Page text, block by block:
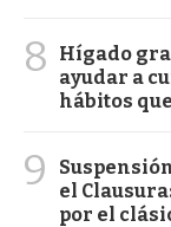
8
Hígado
ayudar a
hábitos
9
el
por el